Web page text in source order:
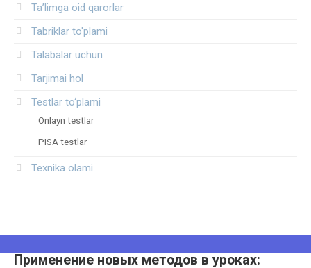
Ta’limga oid qarorlar
Tabriklar to'plami
Talabalar uchun
Tarjimai hol
Testlar to‘plami
Onlayn testlar
PISA testlar
Texnika olami
Применение новых методов в уроках: